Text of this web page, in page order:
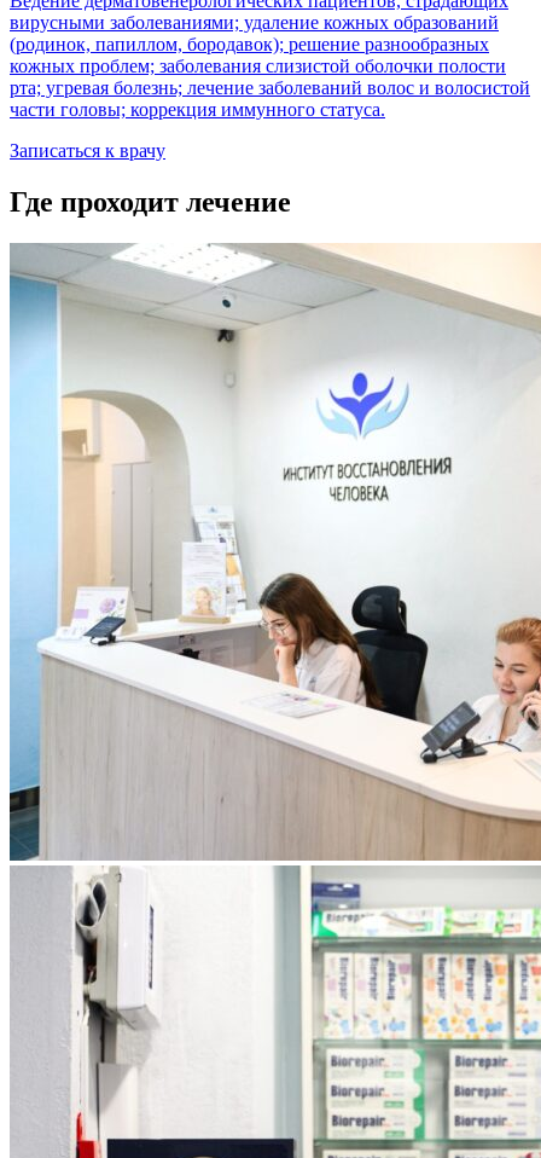
вирусными заболеваниями; удаление кожных образований
(родинок, папиллом, бородавок); решение разнообразных
кожных проблем; заболевания слизистой оболочки полости
рта; угревая болезнь; лечение заболеваний волос и волосистой
части головы; коррекция иммунного статуса.
Записаться к врачу
Где проходит лечение